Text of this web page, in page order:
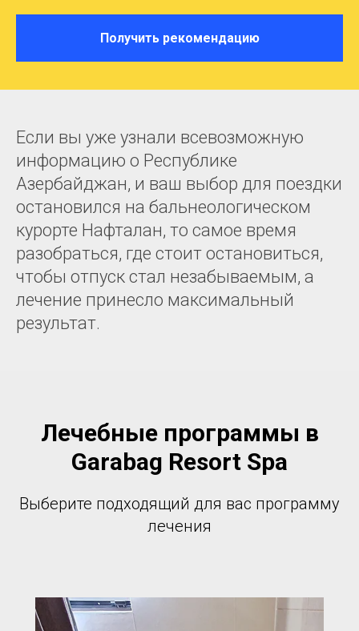
Получить рекомендацию
Если вы уже узнали всевозможную
информацию о Республике
Азербайджан, и ваш выбор для поездки
остановился на бальнеологическом
курорте Нафталан, то самое время
разобраться, где стоит остановиться,
чтобы отпуск стал незабываемым, а
лечение принесло максимальный
результат.
Лечебные программы в
Garabag Resort Spa
Выберите подходящий для вас программу
лечения